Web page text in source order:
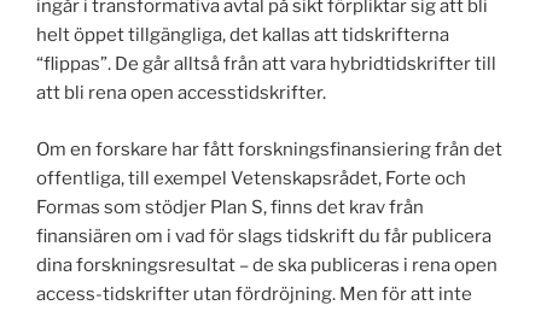
ingår i transformativa avtal på sikt förpliktar sig att bli
helt öppet tillgängliga, det kallas att tidskrifterna
“flippas”. De går alltså från att vara hybridtidskrifter till
att bli rena open accesstidskrifter.
Om en forskare har fått forskningsfinansiering från det
offentliga, till exempel Vetenskapsrådet, Forte och
Formas som stödjer Plan S, finns det krav från
finansiären om i vad för slags tidskrift du får publicera
dina forskningsresultat – de ska publiceras i rena open
access-tidskrifter utan fördröjning. Men för att inte